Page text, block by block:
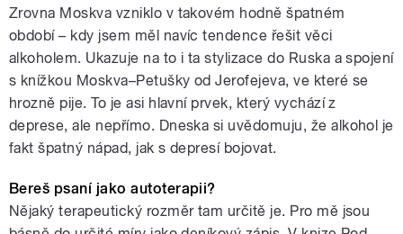
Zrovna Moskva vzniklo v takovém hodně špatném
období – kdy jsem měl navíc tendence řešit věci
alkoholem. Ukazuje na to i ta stylizace do Ruska a spojení
s knížkou Moskva–Petušky od Jerofejeva, ve které se
hrozně pije. To je asi hlavní prvek, který vychází z
deprese, ale nepřímo. Dneska si uvědomuju, že alkohol je
fakt špatný nápad, jak s depresí bojovat.
Bereš psaní jako autoterapii?
Nějaký terapeutický rozměr tam určitě je. Pro mě jsou